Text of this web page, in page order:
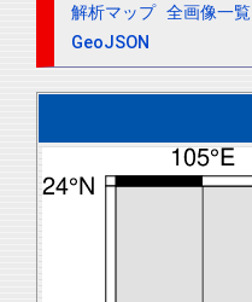
解析マップ 全画像一覧
GeoJSON